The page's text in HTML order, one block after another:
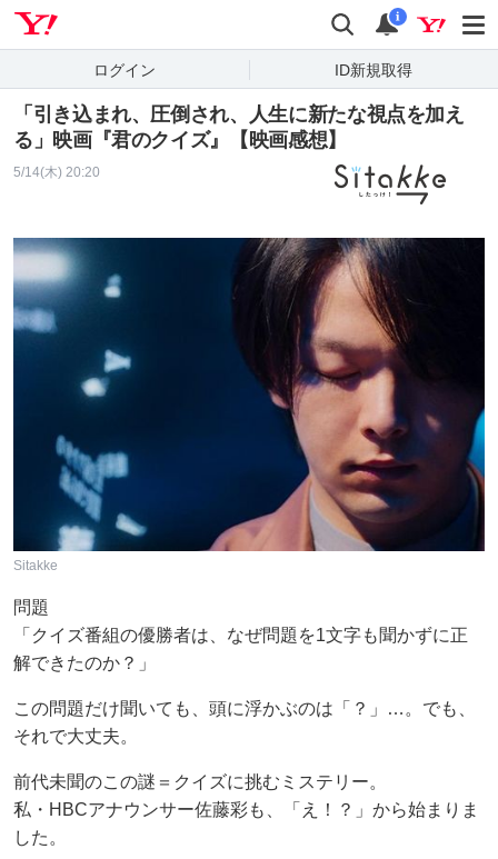
検索 通知
i
ログイン ID新規取得
「引き込まれ、圧倒され、人生に新たな視点を加え
る」映画『君のクイズ』【映画感想】
5/14(木) 20:20
Sitakke
問題
「クイズ番組の優勝者は、なぜ問題を1文字も聞かずに正
解できたのか？」
この問題だけ聞いても、頭に浮かぶのは「？」…。でも、
それで大丈夫。
前代未聞のこの謎＝クイズに挑むミステリー。
私・HBCアナウンサー佐藤彩も、「え！？」から始まりま
した。